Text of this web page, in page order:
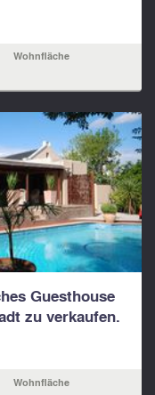
Wohnfläche
Guesthouse
zu verkaufen.
Wohnfläche